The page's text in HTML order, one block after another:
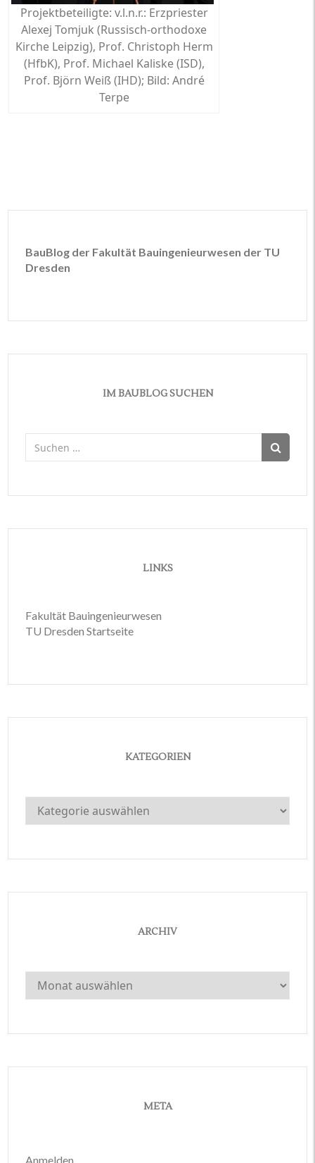
Projektbeteiligte: v.l.n.r.: Erzpriester
Alexej Tomjuk (Russisch-orthodoxe
Kirche Leipzig), Prof. Christoph Herm
(HfbK), Prof. Michael Kaliske (ISD),
Prof. Björn Weiß (IHD); Bild: André
Terpe
BauBlog der Fakultät Bauingenieurwesen der TU
Dresden
IM BAUBLOG SUCHEN
nach:
LINKS
Fakultät Bauingenieurwesen
TU Dresden Startseite
KATEGORIEN
Kategorien
ARCHIV
Archiv
META
Anmelden